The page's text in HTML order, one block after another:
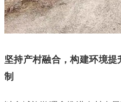
坚持产村融合，构建环境
制